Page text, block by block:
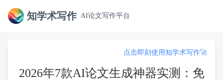
知学术写作 AI论文写作平台
点击即刻使用知学术写作🚀
2026年7款AI论文生成神器实测：免